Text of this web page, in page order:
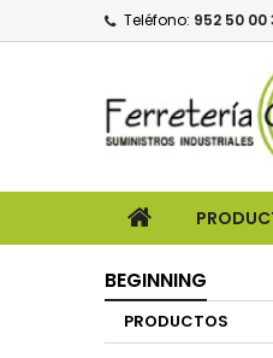
Teléfono: 952 50 00
BEGINNING
PRODUCTOS